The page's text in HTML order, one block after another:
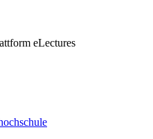
eLectures